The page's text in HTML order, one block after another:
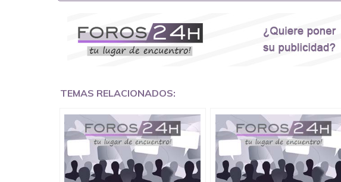
何拿到国外毕业证QQ微信551190476办假大学毕业证QQ微信
551190476找毕业证封皮QQ微信551190476国外毕业证外壳定制QQ
微信551190476快速拿到国外文凭QQ微信551190476国外留学文凭
国外文凭质量QQ微信551190476国外本科毕业证怎么办理QQ微信
格QQ微信551190476国外编号查询QQ微信551190476办理国外文
查文凭QQ微信551190476网上购买真文凭可信吗QQ微信
551190476 国外资格证书办理QQ微信551190476如何办理学历认证
微信551190476 圣何塞州立大学（San Jose State University, 又译
称SJSU，是加州历史悠久的大学之一，也是美西地区的公立大学
154公顷。它是一所位于加利福尼亚州的著名综合性公立大学，它
TEMAS RELACIONADOS: